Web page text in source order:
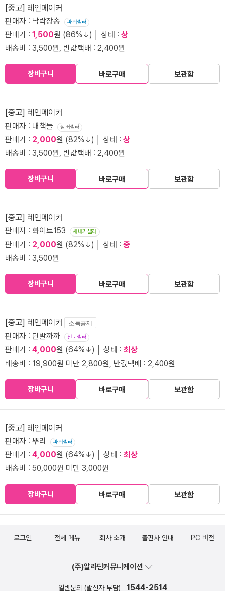
[중고] 레인메이커
판매자 : 낙락장송 파워셀러
판매가 : 1,500원 (86%↓) │ 상태 : 상
배송비 : 3,500원, 반값택배 : 2,400원
장바구니 바로구매 보관함
[중고] 레인메이커
판매자 : 내책들 실버셀러
판매가 : 2,000원 (82%↓) │ 상태 : 상
배송비 : 3,500원, 반값택배 : 2,400원
장바구니 바로구매 보관함
[중고] 레인메이커
판매자 : 화이트153 새내기셀러
판매가 : 2,000원 (82%↓) │ 상태 : 중
배송비 : 3,500원
장바구니 바로구매 보관함
[중고] 레인메이커 소득공제
판매자 : 단발까까 전문셀러
판매가 : 4,000원 (64%↓) │ 상태 : 최상
배송비 : 19,900원 미만 2,800원, 반값택배 : 2,400원
장바구니 바로구매 보관함
[중고] 레인메이커
판매자 : 뿌리 파워셀러
판매가 : 4,000원 (64%↓) │ 상태 : 최상
배송비 : 50,000원 미만 3,000원
장바구니 바로구매 보관함
로그인 전체 메뉴 회사 소개 출판사 안내 PC 버전
(주)알라딘커뮤니케이션
일반문의 (발신자 부담) 1544-2514